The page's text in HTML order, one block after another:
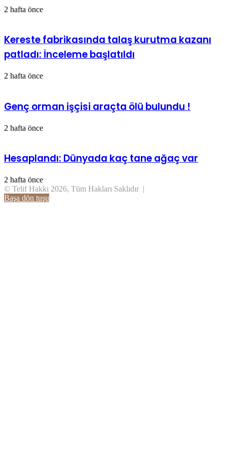
2 hafta önce
Kereste fabrikasında talaş kurutma kazanı
patladı: İnceleme başlatıldı
2 hafta önce
Genç orman işçisi araçta ölü bulundu !
2 hafta önce
Hesaplandı: Dünyada kaç tane ağaç var
2 hafta önce
© Telif Hakkı 2026, Tüm Hakları Saklıdır |
Başa dön tuşu